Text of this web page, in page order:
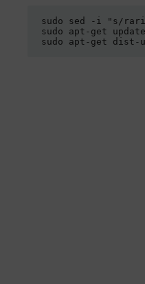
sudo sed -i "s/
sudo apt-get update
sudo apt-get dist-